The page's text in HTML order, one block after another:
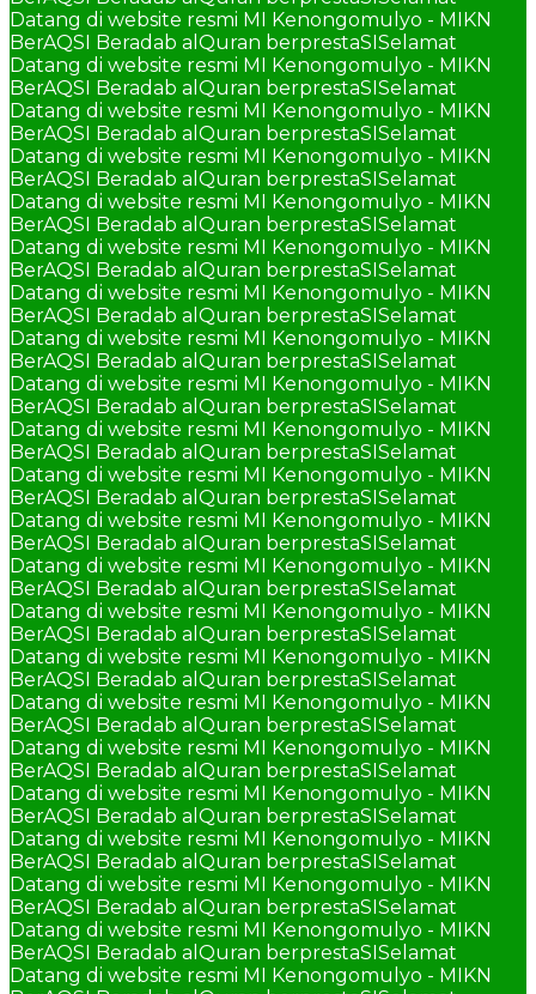
Datang di website resmi MI Kenongomulyo - MIKN
BerAQSI Beradab alQuran berprestaSISelamat
Datang di website resmi MI Kenongomulyo - MIKN
BerAQSI Beradab alQuran berprestaSISelamat
Datang di website resmi MI Kenongomulyo - MIKN
BerAQSI Beradab alQuran berprestaSISelamat
Datang di website resmi MI Kenongomulyo - MIKN
BerAQSI Beradab alQuran berprestaSISelamat
Datang di website resmi MI Kenongomulyo - MIKN
BerAQSI Beradab alQuran berprestaSISelamat
Datang di website resmi MI Kenongomulyo - MIKN
BerAQSI Beradab alQuran berprestaSISelamat
Datang di website resmi MI Kenongomulyo - MIKN
BerAQSI Beradab alQuran berprestaSISelamat
Datang di website resmi MI Kenongomulyo - MIKN
BerAQSI Beradab alQuran berprestaSISelamat
Datang di website resmi MI Kenongomulyo - MIKN
BerAQSI Beradab alQuran berprestaSISelamat
Datang di website resmi MI Kenongomulyo - MIKN
BerAQSI Beradab alQuran berprestaSISelamat
Datang di website resmi MI Kenongomulyo - MIKN
BerAQSI Beradab alQuran berprestaSISelamat
Datang di website resmi MI Kenongomulyo - MIKN
BerAQSI Beradab alQuran berprestaSISelamat
Datang di website resmi MI Kenongomulyo - MIKN
BerAQSI Beradab alQuran berprestaSISelamat
Datang di website resmi MI Kenongomulyo - MIKN
BerAQSI Beradab alQuran berprestaSISelamat
Datang di website resmi MI Kenongomulyo - MIKN
BerAQSI Beradab alQuran berprestaSISelamat
Datang di website resmi MI Kenongomulyo - MIKN
BerAQSI Beradab alQuran berprestaSISelamat
Datang di website resmi MI Kenongomulyo - MIKN
BerAQSI Beradab alQuran berprestaSISelamat
Datang di website resmi MI Kenongomulyo - MIKN
BerAQSI Beradab alQuran berprestaSISelamat
Datang di website resmi MI Kenongomulyo - MIKN
BerAQSI Beradab alQuran berprestaSISelamat
Datang di website resmi MI Kenongomulyo - MIKN
BerAQSI Beradab alQuran berprestaSISelamat
Datang di website resmi MI Kenongomulyo - MIKN
BerAQSI Beradab alQuran berprestaSISelamat
Datang di website resmi MI Kenongomulyo - MIKN